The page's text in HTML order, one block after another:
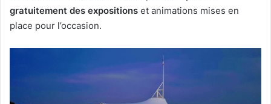
gratuitement des expositions et animations mises en
place pour l’occasion.